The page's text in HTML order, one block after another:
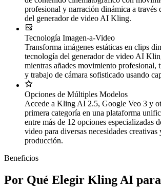
profesional y narración dinámica a través
del generador de video AI Kling.
Tecnología Imagen-a-Video
Transforma imágenes estáticas en clips
tecnología del generador de video AI
mientras añades movimiento profesional,
y trabajo de cámara sofisticado usando
Opciones de Múltiples Modelos
Accede a Kling AI 2.5, Google Veo 3 y
primera categoría en una plataforma
entre más de 12 opciones especializadas
video para diversas necesidades creativas
producción.
Beneficios
Por Qué Elegir Kling AI